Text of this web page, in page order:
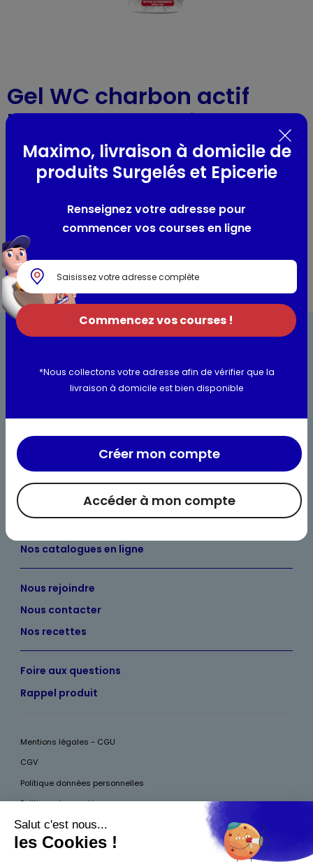
Gel WC charbon actif
blancheur immédiate
Wc net- Réf : 47234 - 750ml
Bienvenue chez Maximo
Nos engagements
Maximo et vous
Maxicado
Nos catalogues en ligne
Nous rejoindre
Nous contacter
Nos recettes
Foire aux questions
Rappel produit
Mentions légales - CGU
CGV
Politique données personnelles
Politique des cookies
Accessibilité
Maximo, livraison à domicile de
produits Surgelés et Epicerie
Renseignez votre adresse pour
commencer vos courses en ligne
Commencez vos courses !
*Nous collectons votre adresse afin de vérifier que la
livraison à domicile est bien disponible
Accéder à mon compte
Créer mon compte